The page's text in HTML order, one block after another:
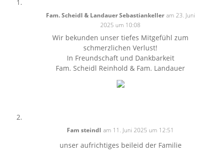
Fam. Scheidl & Landauer Sebastiankeller am 23. Juni
2025 um 10:08
Wir bekunden unser tiefes Mitgefühl zum
schmerzlichen Verlust!
In Freundschaft und Dankbarkeit
Fam. Scheidl Reinhold & Fam. Landauer
Fam steindl am 11. Juni 2025 um 12:51
unser aufrichtiges beileid der Familie